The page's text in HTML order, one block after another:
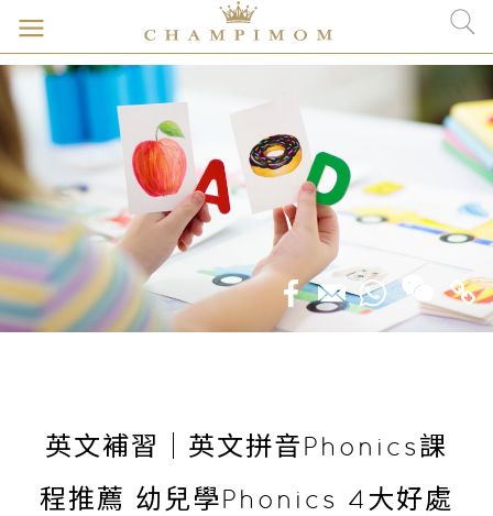
英文補習｜英文拼音Phonics課
程推薦 幼兒學Phonics 4大好處